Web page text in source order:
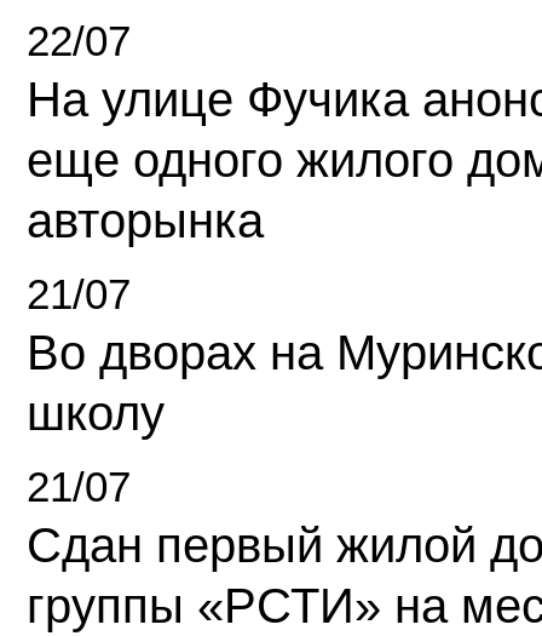
22/07
На улице Фучика
еще одного жилого
авторынка
21/07
Во дворах на
школу
21/07
Сдан первый жилой
группы «РСТИ» на